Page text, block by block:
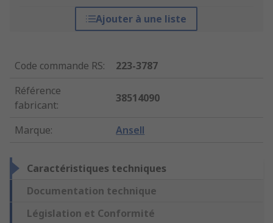
Ajouter à une liste
Code commande RS:
223-3787
Référence
fabricant:
38514090
Marque: Ansell
Caractéristiques techniques
Documentation technique
Législation et Conformité